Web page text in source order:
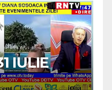
IULIE